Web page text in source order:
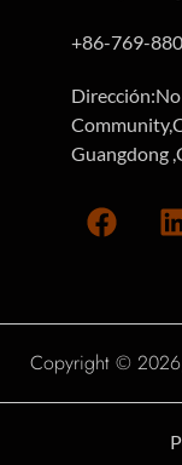
+86-769-
Guangdong
Copyright ©